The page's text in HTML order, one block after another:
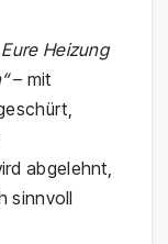
Heizung
– mit
abgelehnt,
sinnvoll